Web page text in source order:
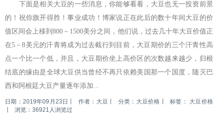
下面是相关大豆的一些消息，你能够看看，大豆也无一投资前景
的！祝你旗开得胜！事业成功！博家说正在此后的数十年间大豆的价
值区间会上移到800－1500美分之间，他们说，过去几十年大豆价值正
在5－8美元的汗青将成为过去截行到目前，大豆期价的三个汗青性高
点一个比一个低，并且，大豆期价坐上高价区的次数越来越少，归根
结底的缘由是全球大豆供当曾经不再只依赖美国那一个国度，随灭巴
西和阿根廷大豆产量逐年添加...
日期：2019年09月23日 作者：大豆 分类：大豆价格 标签： 大豆价格
浏览：36921人浏览过